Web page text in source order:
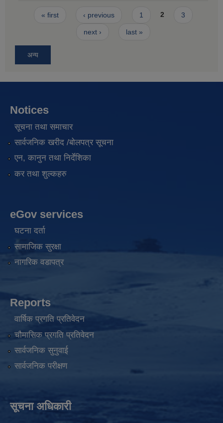
Pages
« first ‹ previous 1 2 3
next › last »
अन्य
Notices
सूचना तथा समाचार
सार्वजनिक खरीद /बोलपत्र सूचना
एन, कानुन तथा निर्देशिका
कर तथा शुल्कहरु
eGov services
घटना दर्ता
सामाजिक सुरक्षा
नागरिक वडापत्र
Reports
वार्षिक प्रगति प्रतिवेदन
चौमासिक प्रगति प्रतिवेदन
सार्वजनिक सुनुवाई
सार्वजनिक परीक्षण
सूचना अधिकारी